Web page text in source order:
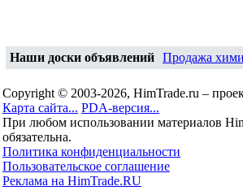
Наши доски объявлений Продажа
Copyright © 2003-2026, HimTrade.ru –
Карта сайта... PDA-версия...
При любом использовании материалов
обязательна.
Политика конфиденциальности
Пользовательское соглашение
Реклама на HimTrade.RU